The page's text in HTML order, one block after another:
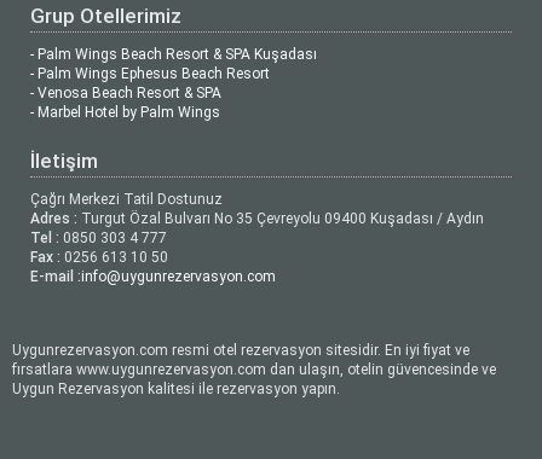
Grup Otellerimiz
- Palm Wings Beach Resort & SPA Kuşadası
- Palm Wings Ephesus Beach Resort
- Venosa Beach Resort & SPA
- Marbel Hotel by Palm Wings
İletişim
Çağrı Merkezi Tatil Dostunuz
Adres : Turgut Özal Bulvarı No 35 Çevreyolu 09400 Kuşadası / Aydın
Tel : 0850 303 4 777
Fax : 0256 613 10 50
E-mail :info@uygunrezervasyon.com
Uygunrezervasyon.com resmi otel rezervasyon sitesidir. En iyi fiyat ve
fırsatlara www.uygunrezervasyon.com dan ulaşın, otelin güvencesinde ve
Uygun Rezervasyon kalitesi ile rezervasyon yapın.